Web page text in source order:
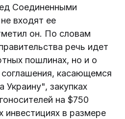
Соединенными
входят ее
он. По словам
речь идет
пошлинах, но и о
касающемся
Украину", закупках
на $750
инвестициях в размере